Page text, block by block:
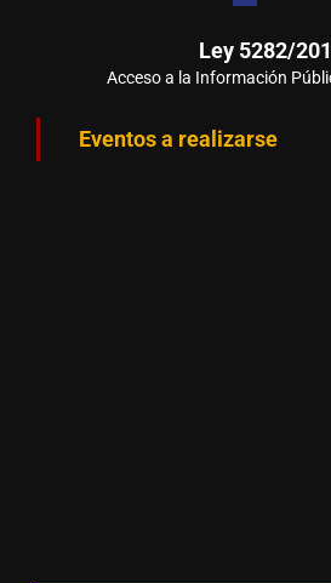
Ley 5282/
Acceso a la Información
Eventos a realizarse